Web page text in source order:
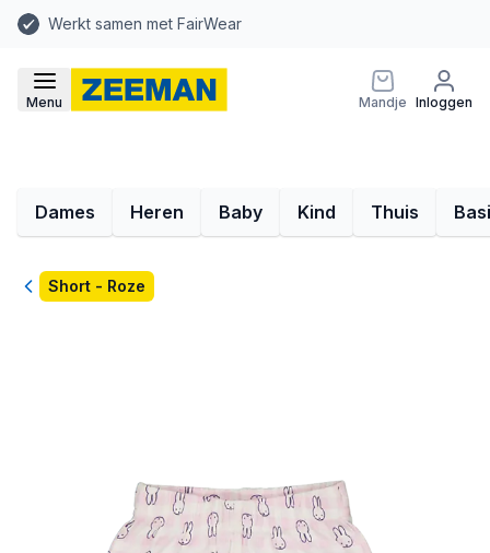
Werkt samen met FairWear
Menu Mandje Inloggen
Dames Heren Baby Kind Thuis
TerugShort - Roze